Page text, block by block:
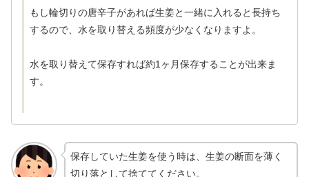
もし輪切りの唐辛子があれば生姜と一緒に入れると長持ち
するので、水を取り替える頻度が少なくなりますよ。
水を取り替えて保存すれば約1ヶ月保存することが出来ま
す。
保存していた生姜を使う時は、生姜の断面を薄く
切り落として捨ててください。